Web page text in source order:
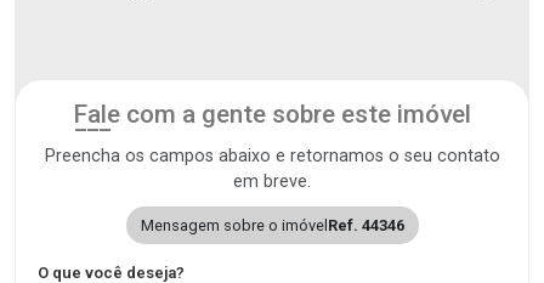
Fale com a gente sobre este imóvel
Preencha os campos abaixo e retornamos o seu contato
em breve.
Mensagem sobre o imóvelRef. 44346
O que você deseja?